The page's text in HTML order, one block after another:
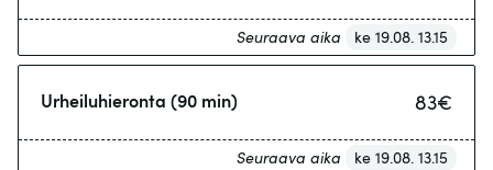
Seuraava aika ke 19.08. 13.15
Urheiluhieronta (90 min) 83€
Seuraava aika ke 19.08. 13.15